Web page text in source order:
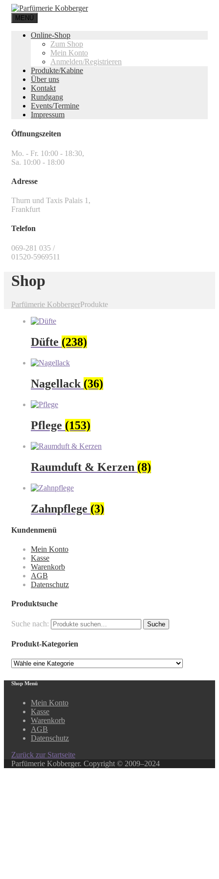
MENÜ
Online-Shop
Zum Shop
Mein Konto
Anmelden/Registrieren
Produkte/Kabine
Über uns
Kontakt
Rundgang
Events/Termine
Impressum
Öffnungszeiten
Mo. - Fr. 10:00 - 18:30,
Sa. 10:00 - 18:00
Adresse
Thurn und Taxis Palais 1,
Frankfurt
Telefon
069-281 035 /
01520-5969511
Shop
Parfümerie KobbergerProdukte
Düfte (238)
Nagellack (36)
Pflege (153)
Raumduft & Kerzen (8)
Zahnpflege (3)
Kundenmenü
Mein Konto
Kasse
Warenkorb
AGB
Datenschutz
Produktsuche
Suche nach: Suche
Produkt-Kategorien
Shop Menü
Mein Konto
Kasse
Warenkorb
AGB
Datenschutz
Zurück zur Startseite
Parfümerie Kobberger. Copyright © 2009–2024